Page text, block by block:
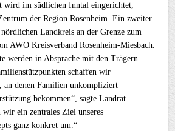
wird im südlichen Inntal eingerichtet,
der Region Rosenheim. Ein zweiter
Landkreis an der Grenze zum
AWO Kreisverband Rosenheim-Miesbach.
werden in Absprache mit den Trägern
schaffen wir
an denen Familien unkompliziert
bekommen“, sagte Landrat
wir ein zentrales Ziel unseres
ganz konkret um.“